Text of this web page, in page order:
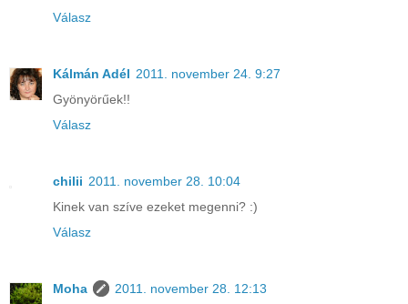
Válasz
Kálmán Adél 2011. november 24. 9:27
Gyönyörűek!!
Válasz
chilii 2011. november 28. 10:04
Kinek van szíve ezeket megenni? :)
Válasz
Moha
2011. november 28. 12:13